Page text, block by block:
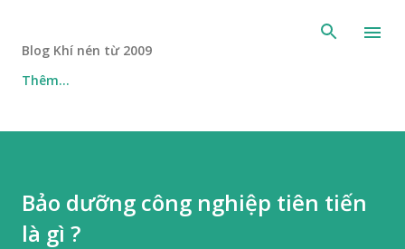
Blog Khí nén từ 2009
Thêm…
Bảo dưỡng công nghiệp tiên tiến
là gì ?